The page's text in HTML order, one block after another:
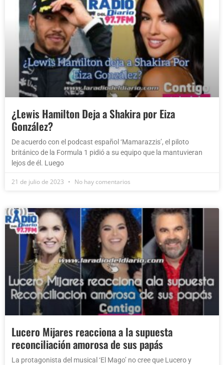
¿Lewis Hamilton Deja a Shakira por Eiza
González?
De acuerdo con el podcast español ‘Mamarazzis’, el piloto
británico de la Formula 1 pidió a su equipo que la mantuvieran
lejos de él. Luego
21 de julio de 2023 No hay comentarios
Lucero Mijares reacciona a la supuesta
reconciliación amorosa de sus papás
La protagonista del musical ‘El Mago’ no cree que Lucero y